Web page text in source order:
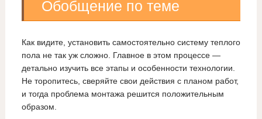
Обобщение по теме
Как видите, установить самостоятельно систему теплого
пола не так уж сложно. Главное в этом процессе —
детально изучить все этапы и особенности технологии.
Не торопитесь, сверяйте свои действия с планом работ,
и тогда проблема монтажа решится положительным
образом.